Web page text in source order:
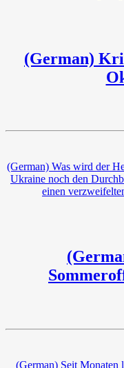
(German)
(German) Was wird der
Ukraine noch den
einen
(German) Seit Monaten